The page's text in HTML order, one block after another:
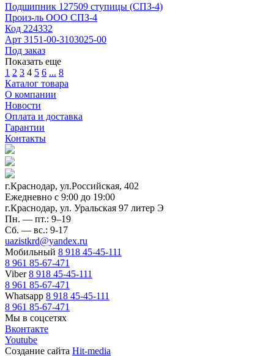
Подшипник 127509 ступицы (СПЗ-4)
Произ-ль ООО СПЗ-4
Код 224332
Арт 3151-00-3103025-00
Под заказ
Показать еще
1 2 3 4 5 6 ... 8
Каталог товара
О компании
Новости
Оплата и доставка
Гарантии
Контакты
г.Краснодар, ул.Российская, 402
Ежедневно c 9:00 до 19:00
г.Краснодар, ул. Уральская 97 литер Э
Пн. — пт.: 9–19
Сб. — вс.: 9-17
uazistkrd@yandex.ru
Мобильный 8 918 45-45-111
8 961 85-67-471
Viber8 918 45-45-111
8 961 85-67-471
Whatsapp 8 918 45-45-111
8 961 85-67-471
Мы в соцсетях
Вконтакте
Youtube
Создание сайта Hit-media